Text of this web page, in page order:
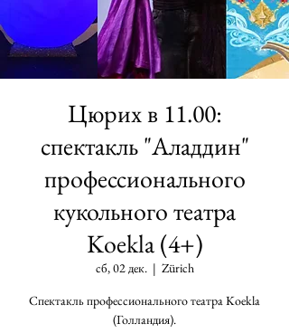
Цюрих в 11.00:
спектакль "Аладдин"
профессионального
кукольного театра
Koekla (4+)
сб, 02 дек.
  |
Zürich
Cпектакль профессионального театра Koekla
(Голландия).